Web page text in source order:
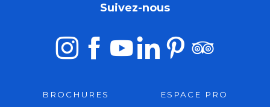
Suivez-nous
BROCHURES ESPACE PRO